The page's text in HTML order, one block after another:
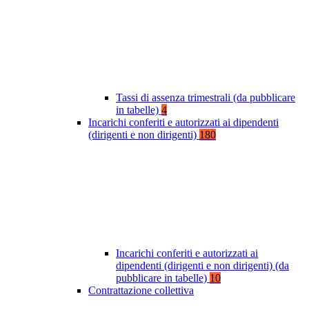
Tassi di assenza trimestrali (da pubblicare
in tabelle) 4
Incarichi conferiti e autorizzati ai dipendenti
(dirigenti e non dirigenti) 180
Incarichi conferiti e autorizzati ai
dipendenti (dirigenti e non dirigenti) (da
pubblicare in tabelle) 10
Contrattazione collettiva